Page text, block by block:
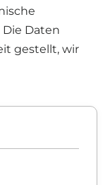
Daten
gestellt, wir